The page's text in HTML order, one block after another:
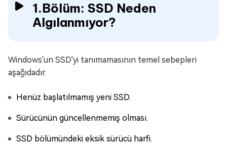
1.Bölüm: SSD Neden
Algılanmıyor?
Windows'un SSD'yi tanımamasının temel sebepleri
aşağıdadır.
Henüz başlatılmamış yeni SSD.
Sürücünün güncellenmemiş olması.
SSD bölümündeki eksik sürücü harfi.